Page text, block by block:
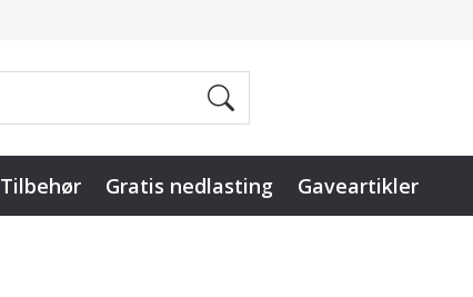
Tilbehør Gratis nedlasting Gaveartikler